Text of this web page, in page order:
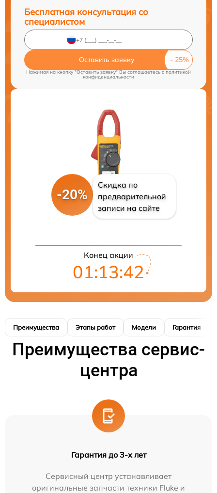
Бесплатная консультация со
специалистом
Оставить заявку
Нажимая на кнопку "Оставить заявку" Вы соглашаетесь cполитикой
конфиденциальности
-20%
Скидка по
предварительной
записи на сайте
Конец акции
01:13:41
Преимущества Этапы работ Модели Гарантия
Преимущества сервис-
центра
Гарантия до 3-х лет
Сервисный центр устанавливает
оригинальные запчасти техники Fluke и